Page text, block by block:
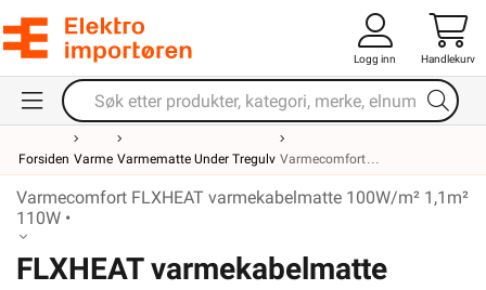
Logg inn Handlekurv
Forsiden Varme Varmematte Under Tregulv Varmecomfort
Varmecomfort FLXHEAT varmekabelmatte 100W/m² 1,1m²
110W •
FLXHEAT varmekabelmatte